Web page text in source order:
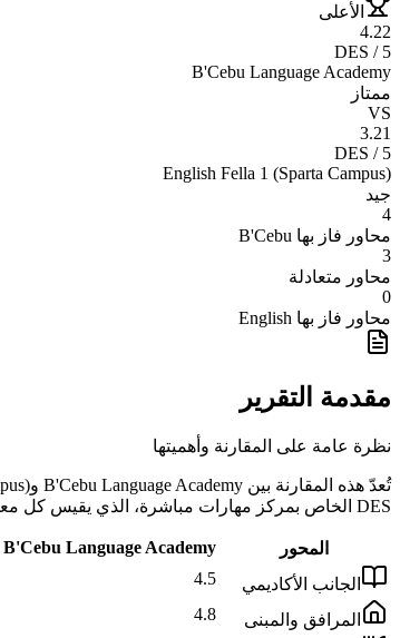
الأعلى
4.22
DES / 5
B'Cebu Language Academy
ممتاز
VS
3.21
DES / 5
English Fella 1 (Sparta Campus)
جيد
4
محاور فاز بها B'Cebu
3
محاور متعادلة
0
محاور فاز بها English
مقدمة التقرير
نظرة عامة على المقارنة وأهميتها
DES الخاص بمركز مهارات مباشرة، الذي يقيس كل معهد عبر 9 محاور موضوعية تشمل الجانب الأكاديمي والمرافق والإقامة والأكل والموقع والأمان وغيرها.
المحور B'Cebu Language Academy
الجانب الأكاديمي
4.5
المرافق والمبنى 4.8